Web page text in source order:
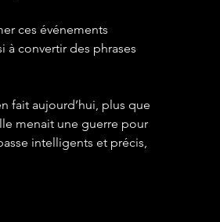
ces événements
à convertir des phrases
fait aujourd’hui, plus que
menait une guerre pour
intelligents et précis,